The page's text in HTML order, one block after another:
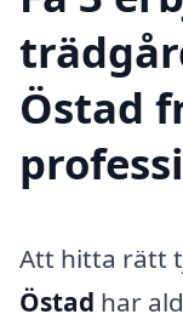
Östad
Att hitta rätt
Östad har